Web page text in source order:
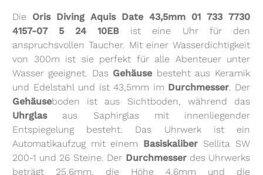
Die Oris Diving Aquis Date 43,5mm 01 733 7730
4157-07 5 24 10EB ist eine Uhr für den
anspruchsvollen Taucher. Mit einer Wasserdichtigkeit
von 300m ist sie perfekt für alle Abenteuer unter
Wasser geeignet. Das Gehäuse besteht aus Keramik
und Edelstahl und ist 43,5mm im Durchmesser. Der
Gehäuseboden ist aus Sichtboden, während das
Uhrglasaus Saphirglas mit innenliegender
Entspiegelung besteht. Das Uhrwerk ist ein
Automatikaufzug mit einem Basiskaliber Sellita SW
200-1 und 26 Steine. Der Durchmesser des Uhrwerks
beträgt 25.6mm, die Höhe 4.6mm und die